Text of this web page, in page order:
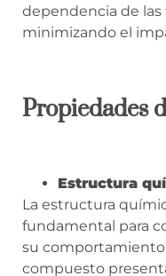
dependencia de
minimizando el
Propiedades
Estructura
La estructura
fundamental para
su comportamiento
compuesto